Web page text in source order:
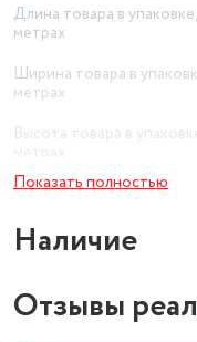
Длина товара в
метрах
Ширина товара в
метрах
Высота товара в
Объем товара в упаковке,
Показать полностью
Наличие
Отзывы